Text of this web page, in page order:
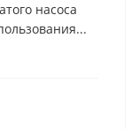
насоса